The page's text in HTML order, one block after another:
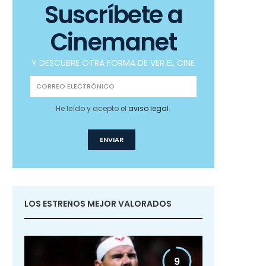
Suscríbete a
Cinemanet
Y DESCUBRE OTRA FORMA DE VER EL CINE
He leído y acepto elaviso legal.
LOS ESTRENOS MEJOR VALORADOS
9